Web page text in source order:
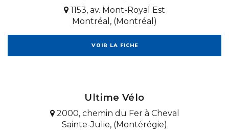
1153, av. Mont-Royal Est
Montréal, (Montréal)
VOIR LA FICHE
Ultime Vélo
2000, chemin du Fer à Cheval
Sainte-Julie, (Montérégie)